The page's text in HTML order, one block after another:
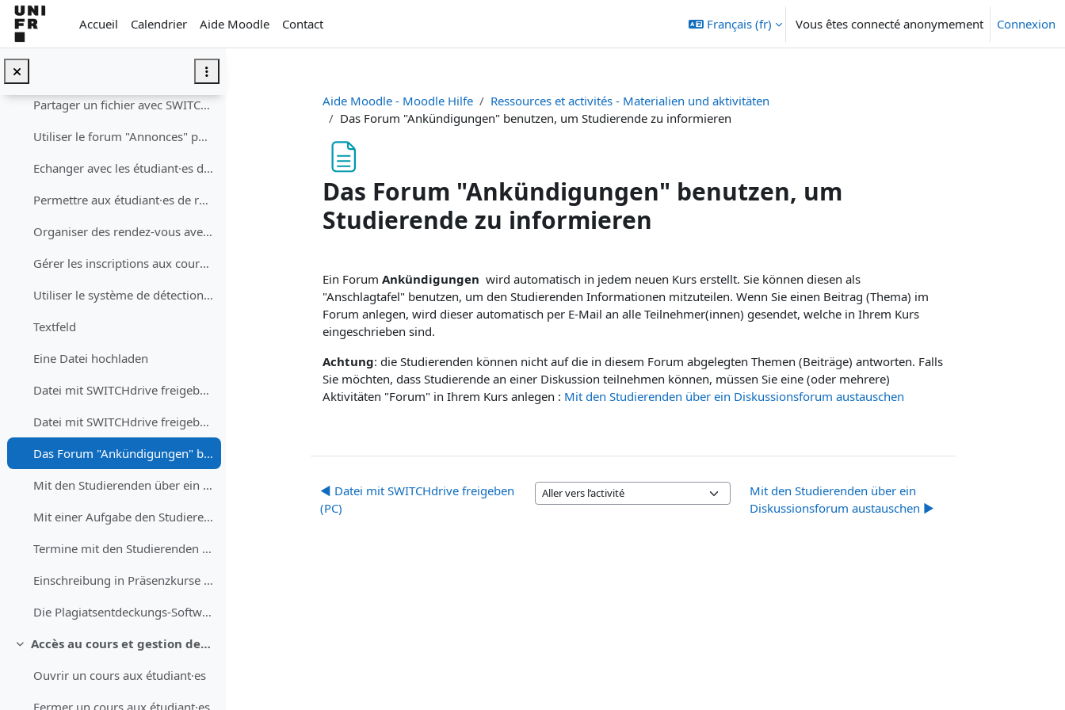
Passer au contenu principal
Accueil
Calendrier Aide Moodle Contact Français ‎(fr)‎ Vous êtes connecté anonymement Connexion
Replier
Partager un fichier avec SWITCHdrive (Mac)
Partager un fichier avec SWITCHdrive (PC)
Utiliser le forum "Annonces" pour informer les étudiant·es
Echanger avec les étudiant·es dans un forum de discussion
Permettre aux étudiant·es de rendre des travaux avec un devoir
Organiser des rendez-vous avec les étudiant·es
Gérer les inscriptions aux cours en présence avec un sondage
Utiliser le système de détection de plagiat Compilatio dans un devoir
Textfeld
Eine Datei hochladen
Datei mit SWITCHdrive freigeben (Mac)
Datei mit SWITCHdrive freigeben (PC)
Das Forum "Ankündigungen" benutzen, um Studierende zu informieren
Mit den Studierenden über ein Diskussionsforum austauschen
Mit einer Aufgabe den Studierenden erlauben, Dokumente einzureichen
Termine mit den Studierenden Planen
Einschreibung in Präsenzkurse mit einer Abstimmung verwalten
Die Plagiatsentdeckungs-Software Compilatio in einer Aufgabe benutzen
Replier
Accès au cours et gestion des utilisateurs - Kurszugriff und Nutzerverwaltung
Ouvrir un cours aux étudiant·es
Aide Moodle - Moodle Hilfe
Ressources et activités - Materialien und aktivitäten
Das Forum "Ankündigungen" benutzen, um Studierende zu informieren
Das Forum "Ankündigungen" benutzen, um
Studierende zu informieren
Ein Forum Ankündigungen wird automatisch in jedem neuen Kurs erstellt. Sie können diesen als
"Anschlagtafel" benutzen, um den Studierenden Informationen mitzuteilen. Wenn Sie einen Beitrag (Thema) im
Forum anlegen, wird dieser automatisch per E-Mail an alle Teilnehmer(innen) gesendet, welche in Ihrem Kurs
eingeschrieben sind.
Achtung: die Studierenden können nicht auf die in diesem Forum abgelegten Themen (Beiträge) antworten. Falls
Sie möchten, dass Studierende an einer Diskussion teilnehmen können, müssen Sie eine (oder mehrere)
Aktivitäten "Forum" in Ihrem Kurs anlegen : Mit den Studierenden über ein Diskussionsforum austauschen
◀︎ Datei mit SWITCHdrive freigeben
(PC)
Aller vers l’activité
Mit den Studierenden über ein
Diskussionsforum austauschen ▶︎